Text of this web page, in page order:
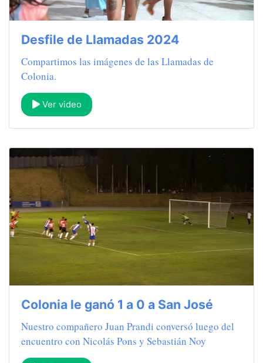
Desfile de Llamadas 2024
Compartimos las imágenes de las Llamadas de
Colonia.
Ver video
Colonia le ganó 1 a 0 a San José
Nuestro compañero Juan Prandi conversó luego del
encuentro con Nicolás Pons y Sebastián Noy